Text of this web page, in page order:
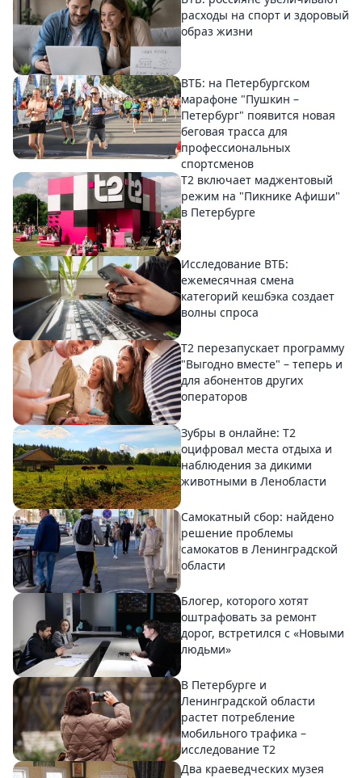
расходы на спорт и здоровый
образ жизни
ВТБ: на Петербургском
марафоне "Пушкин –
Петербург" появится новая
беговая трасса для
профессиональных
спортсменов
Т2 включает маджентовый
режим на "Пикнике Афиши"
в Петербурге
Исследование ВТБ:
ежемесячная смена
категорий кешбэка создает
волны спроса
Т2 перезапускает программу
"Выгодно вместе" – теперь и
для абонентов других
операторов
Зубры в онлайне: Т2
оцифровал места отдыха и
наблюдения за дикими
животными в Ленобласти
Самокатный сбор: найдено
решение проблемы
самокатов в Ленинградской
области
Блогер, которого хотят
оштрафовать за ремонт
дорог, встретился с «Новыми
людьми»
В Петербурге и
Ленинградской области
растет потребление
мобильного трафика –
исследование T2
Два краеведческих музея